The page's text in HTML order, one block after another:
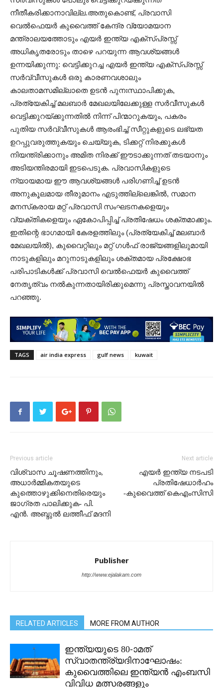
നീതീകരിക്കാനാവില്ല.അതുകൊണ്ട്, പ്രവാസി
വെൽഫെയർ കുവൈത്ത് കേന്ദ്ര വ്യോമയാന
മന്ത്രാലയത്തോടും എയർ ഇന്ത്യ എക്സ്പ്രസ്സ്
അധികൃതരോടും താഴെ പറയുന്ന ആവശ്യങ്ങൾ
ഉന്നയിക്കുന്നു: വെട്ടിക്കുറച്ച എയർ ഇന്ത്യ എക്സ്പ്രസ്സ്
സർവ്വീസുകൾ ഒരു കാരണവശാലും
കാലതാമസമില്ലാതെ ഉടൻ പുനഃസ്ഥാപിക്കുക,
പ്രത്യേകിച്ച് മലബാർ മേഖലയിലേക്കുള്ള സർവീസുകൾ
വെട്ടിക്കുറയ്ക്കുന്നതിൽ നിന്ന് പിന്മാറുകയും, പകരം
പുതിയ സർവ്വീസുകൾ ആരംഭിച്ച് സീറ്റുകളുടെ ലഭ്യത
ഉറപ്പുവരുത്തുകയും ചെയ്യുക, ടിക്കറ്റ് നിരക്കുകൾ
നിയന്ത്രിക്കാനും അമിത നിരക്ക് ഈടാക്കുന്നത് തടയാനും
അടിയന്തിരമായി ഇടപെടുക. പ്രവാസികളുടെ
ന്യായമായ ഈ ആവശ്യങ്ങൾ പരിഗണിച്ച് ഉടൻ
അനുകൂലമായ തീരുമാനം എടുത്തില്ലെങ്കിൽ, സമാന
മനസ്‌കരായ മറ്റ് പ്രവാസി സംഘടനകളെയും
വ്യക്തികളെയും ഏകോപിപ്പിച്ച് പ്രതിഷേധം ശക്തമാക്കും.
ഇതിന്റെ ഭാഗമായി കേരളത്തിലും (പ്രത്യേകിച്ച് മലബാർ
മേഖലയിൽ), കുവൈറ്റിലും മറ്റ് ഗൾഫ് രാജ്യങ്ങളിലുമായി
നാടുകളിലും മറുനാടുകളിലും ശക്തമായ പ്രക്ഷോഭ
പരിപാടികൾക്ക് പ്രവാസി വെൽഫെയർ കുവൈത്ത്
നേതൃത്വം നൽകുന്നതായിരിക്കുമെന്നു പ്രസ്താവനയിൽ
പറഞ്ഞു.
TAGS air india express gulf news kuwait
Previous article
വിശ്വാസ ചൂഷണത്തിനും,
അധാർമ്മികതയുടെ
കുത്തൊഴുക്കിനെതിരെയും
ജാഗ്രത പാലിക്കുക- പി.
എൻ. അബ്ദുൽ ലത്തീഫ് മദനി
Next article
എയർ ഇന്ത്യ നടപടി
പ്രതിഷേധാർഹം
-കുവൈത്ത് കെഎംസിസി
Publisher
http://www.ejalakam.com
RELATED ARTICLES MORE FROM AUTHOR
ഇന്ത്യയുടെ 80-ാമത്
സ്വാതന്ത്ര്യദിനാഘോഷം:
കുവൈത്തിലെ ഇന്ത്യൻ എംബസി
വിവിധ മത്സരങ്ങളും